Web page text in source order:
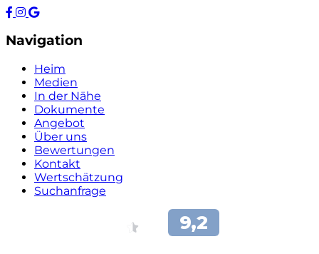
Navigation
Heim
Medien
In der Nähe
Dokumente
Angebot
Über uns
Bewertungen
Kontakt
Wertschätzung
Suchanfrage